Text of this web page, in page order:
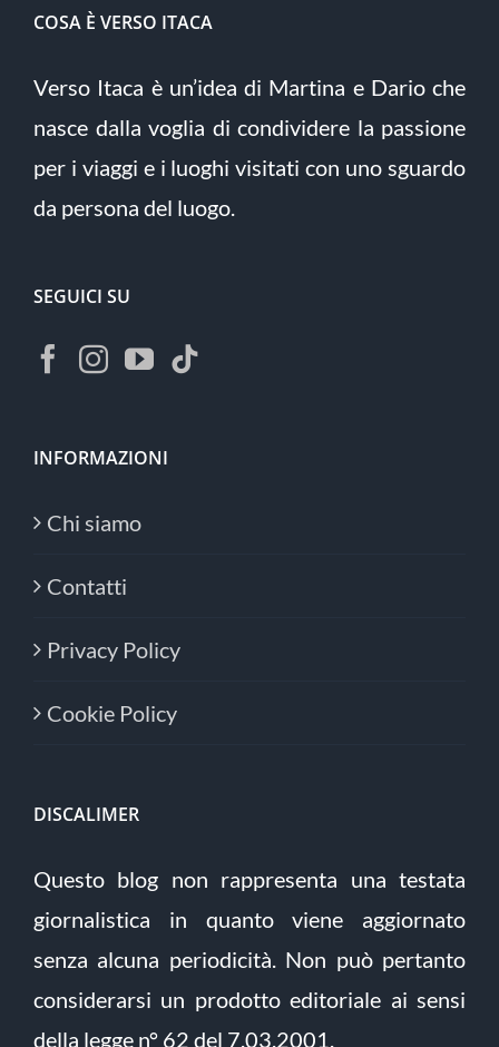
COSA È VERSO ITACA
Verso Itaca è un’idea di Martina e Dario che
nasce dalla voglia di condividere la passione
per i viaggi e i luoghi visitati con uno sguardo
da persona del luogo.
SEGUICI SU
INFORMAZIONI
Chi siamo
Contatti
Privacy Policy
Cookie Policy
DISCALIMER
Questo blog non rappresenta una testata
giornalistica in quanto viene aggiornato
senza alcuna periodicità. Non può pertanto
considerarsi un prodotto editoriale ai sensi
della legge n° 62 del 7.03.2001.